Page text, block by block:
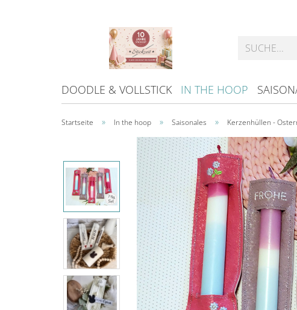
DOODLE & VOLLSTICK IN THE HOOP
Startseite » In the hoop » Saisonales » Kerzenhüllen -